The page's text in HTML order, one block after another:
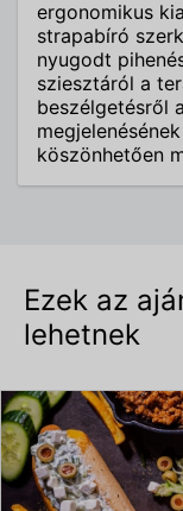
ergonomikus
strapabíró
nyugodt
sziesztáról a
beszélgetésről
köszönhetően
Ezek az
lehetnek